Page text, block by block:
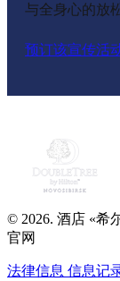
与全身心的放
预订该宣传活
© 2026. 酒店 «希
官网
法律信息 信息记